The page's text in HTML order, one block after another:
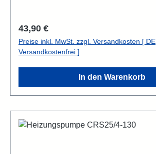
Regulärer Preis:
43,90 €
Preise inkl. MwSt. zzgl. Versandkosten [ DE
Versandkostenfrei ]
In den Warenkorb